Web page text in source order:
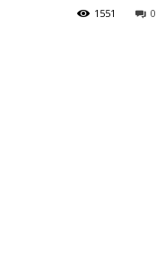
0
1551